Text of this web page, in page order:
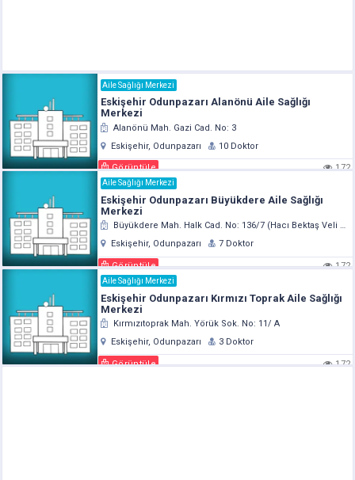
Aile Sağlığı Merkezi
Eskişehir Odunpazarı Alanönü Aile Sağlığı
Merkezi
Alanönü Mah. Gazi Cad. No: 3
Eskişehir, Odunpazarı
10 Doktor
Görüntüle 172
Aile Sağlığı Merkezi
Eskişehir Odunpazarı Büyükdere Aile Sağlığı
Merkezi
Büyükdere Mah. Halk Cad. No: 136/7 (Hacı Bektaş Veli Vakfı)
Eskişehir, Odunpazarı
7 Doktor
Görüntüle 172
Aile Sağlığı Merkezi
Eskişehir Odunpazarı Kırmızı Toprak Aile Sağlığı
Merkezi
Kırmızıtoprak Mah. Yörük Sok. No: 11/ A
Eskişehir, Odunpazarı
3 Doktor
Görüntüle 172